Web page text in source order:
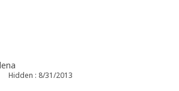
Hidden : 8/31/2013